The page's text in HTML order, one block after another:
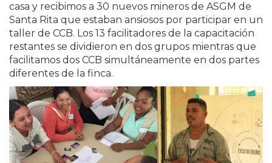
casa y recibimos a 30 nuevos mineros de ASGM de
Santa Rita que estaban ansiosos por participar en un
taller de CCB. Los 13 facilitadores de la capacitación
restantes se dividieron en dos grupos mientras que
facilitamos dos CCB simultáneamente en dos partes
diferentes de la finca.